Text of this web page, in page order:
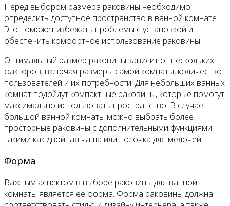
Перед выбором размера раковины необходимо
определить доступное пространство в ванной комнате.
Это поможет избежать проблемы с установкой и
обеспечить комфортное использование раковины.
Оптимальный размер раковины зависит от нескольких
факторов, включая размеры самой комнаты, количество
пользователей и их потребности. Для небольших ванных
комнат подойдут компактные раковины, которые помогут
максимально использовать пространство. В случае
большой ванной комнаты можно выбрать более
просторные раковины с дополнительными функциями,
такими как двойная чаша или полочка для мелочей.
Форма
Важным аспектом в выборе раковины для ванной
комнаты является ее форма. Форма раковины должна